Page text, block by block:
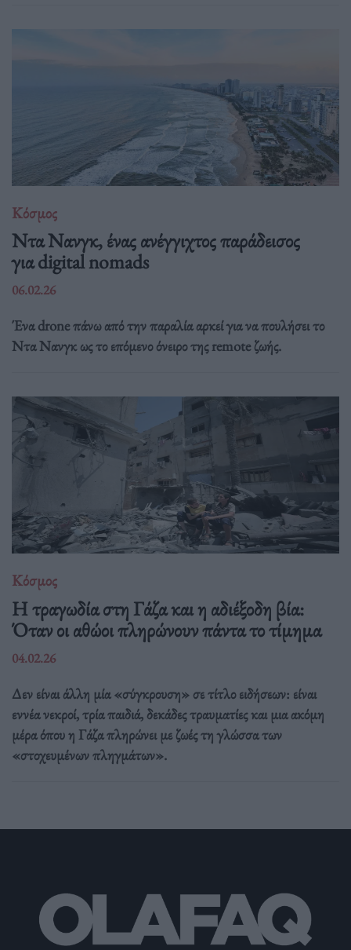
Κόσμος
Ντα Νανγκ, ένας ανέγγιχτος παράδεισος
για digital nomads
06.02.26
Ένα drone πάνω από την παραλία αρκεί για να πουλήσει το
Ντα Νανγκ ως το επόμενο όνειρο της remote ζωής.
Κόσμος
Η τραγωδία στη Γάζα και η αδιέξοδη βία:
Όταν οι αθώοι πληρώνουν πάντα το τίμημα
04.02.26
Δεν είναι άλλη μία «σύγκρουση» σε τίτλο ειδήσεων: είναι
εννέα νεκροί, τρία παιδιά, δεκάδες τραυματίες και μια ακόμη
μέρα όπου η Γάζα πληρώνει με ζωές τη γλώσσα των
«στοχευμένων πληγμάτων».